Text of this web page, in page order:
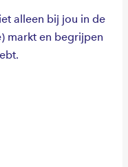
alleen bij jou in de
markt en begrijpen